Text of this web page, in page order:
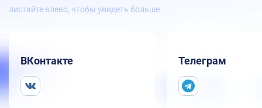
листайте влево, чтобы увидеть больше
ВКонтакте Телеграм